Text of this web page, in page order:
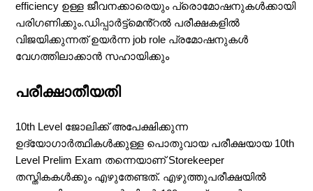
efficiency ഉള്ള ജീവനക്കാരെയും പ്രൊമോഷനുകൾക്കായി
പരിഗണിക്കും.ഡിപ്പാർട്ട്‌മെൻ്റൽ പരീക്ഷകളിൽ
വിജയിക്കുന്നത് ഉയർന്ന job role പ്രമോഷനുകൾ
വേഗത്തിലാക്കാൻ സഹായിക്കും
പരീക്ഷാതീയതി
10th Level ജോലിക്ക് അപേക്ഷിക്കുന്ന
ഉദ്യോഗാർത്ഥികൾക്കുള്ള പൊതുവായ പരീക്ഷയായ 10th
Level Prelim Exam തന്നെയാണ് Storekeeper
തസ്തികകൾക്കും എഴുതേണ്ടത്. എഴുത്തുപരീക്ഷയിൽ